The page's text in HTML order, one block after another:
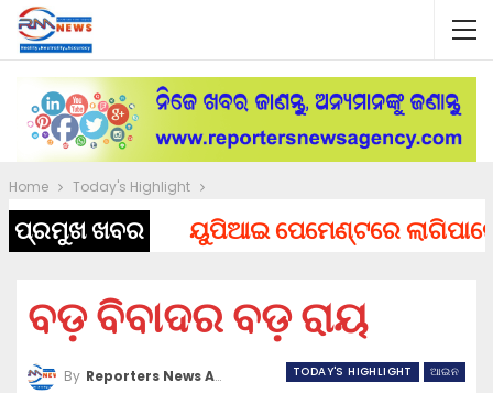
Home Today's Highlight
ପ୍ରମୁଖ ଖବର ୟୁପିଆଇ ପେମେଣ୍ଟରେ ଲାଗିପାରେ
ବଡ଼ ବିବାଦର ବଡ଼ ରାୟ
TODAY'S HIGHLIGHT ଆଇନ
By Reporters News Agency